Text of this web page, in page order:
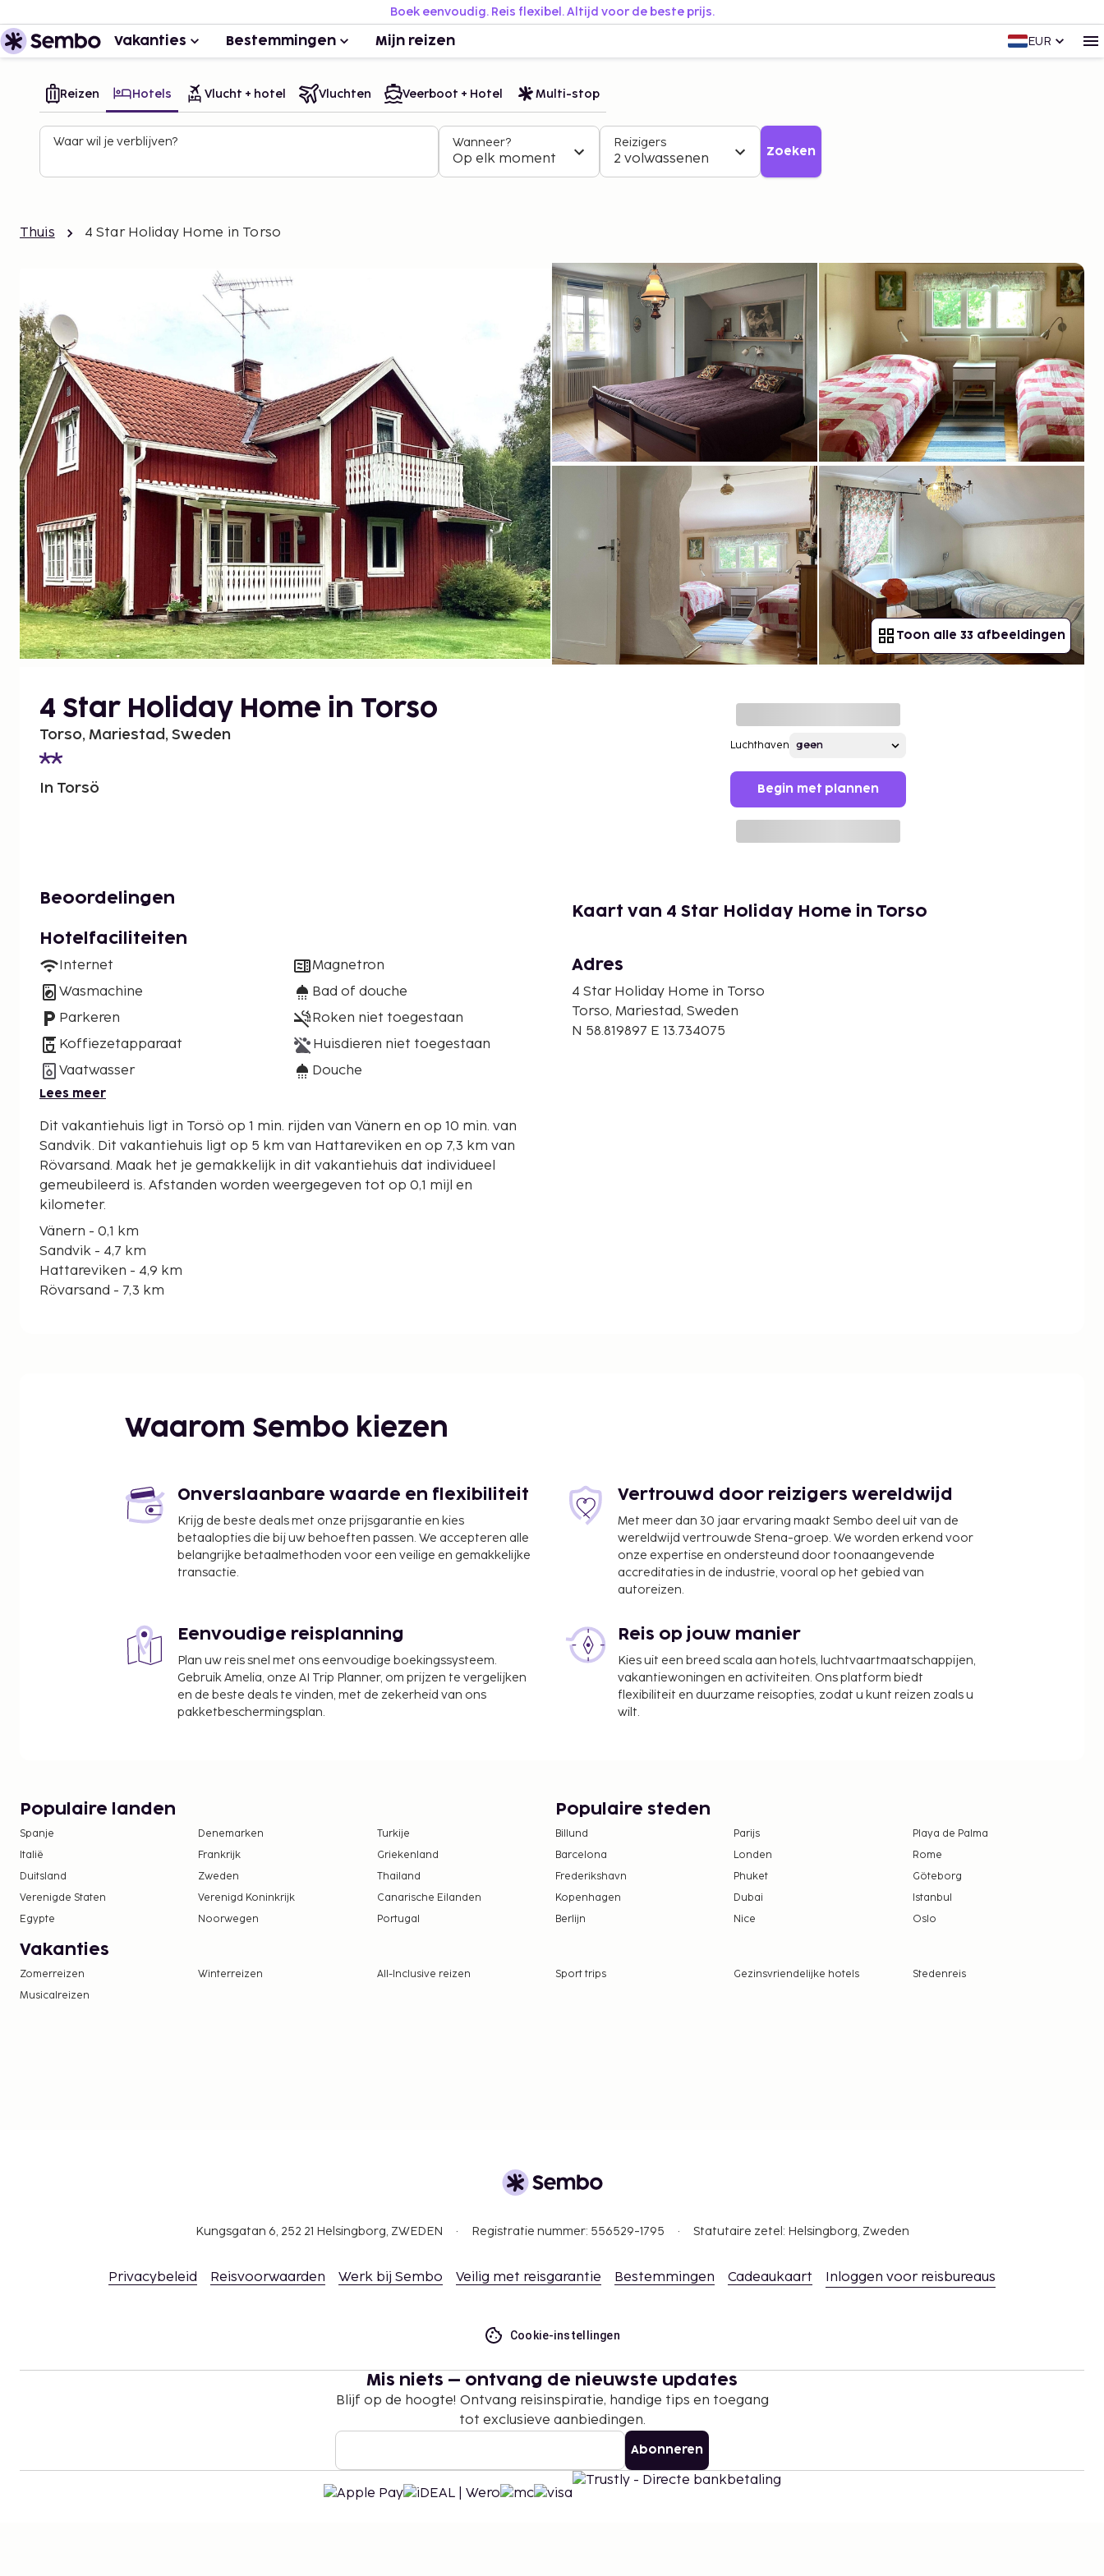
Boek eenvoudig. Reis flexibel. Altijd voor de beste prijs.
Vakanties Bestemmingen Mijn reizen EUR
Reizen Hotels Vlucht + hotel Vluchten Veerboot + Hotel Multi-stop
Waar wil je verblijven? Wanneer?
Op elk moment
Reizigers
2 volwassenen Zoeken
Thuis 4 Star Holiday Home in Torso
Toon alle 33 afbeeldingen
4 Star Holiday Home in Torso
Torso, Mariestad, Sweden
In Torsö
Luchthaven
Begin met plannen
Beoordelingen
Hotelfaciliteiten
Internet
Wasmachine
Parkeren
Koffiezetapparaat
Vaatwasser
Magnetron
Bad of douche
Roken niet toegestaan
Huisdieren niet toegestaan
Douche
Lees meer
Dit vakantiehuis ligt in Torsö op 1 min. rijden van Vänern en op 10 min. van
Sandvik. Dit vakantiehuis ligt op 5 km van Hattareviken en op 7,3 km van
Rövarsand. Maak het je gemakkelijk in dit vakantiehuis dat individueel
gemeubileerd is. Afstanden worden weergegeven tot op 0,1 mijl en
kilometer.
Vänern - 0,1 km
Sandvik - 4,7 km
Hattareviken - 4,9 km
Rövarsand - 7,3 km
Toreboda-golfclub - 41 km
Ålsjön - 44,6 km
Sänningen - 46,5 km
Ter plaatse heb je gratis parkeerplaatsen.
Kaart van 4 Star Holiday Home in Torso
Adres
4 Star Holiday Home in Torso
Torso, Mariestad, Sweden
N 58.819897 E 13.734075
Waarom Sembo kiezen
Onverslaanbare waarde en flexibiliteit
Krijg de beste deals met onze prijsgarantie en kies
betaalopties die bij uw behoeften passen. We accepteren alle
belangrijke betaalmethoden voor een veilige en gemakkelijke
transactie.
Vertrouwd door reizigers wereldwijd
Met meer dan 30 jaar ervaring maakt Sembo deel uit van de
wereldwijd vertrouwde Stena-groep. We worden erkend voor
onze expertise en ondersteund door toonaangevende
accreditaties in de industrie, vooral op het gebied van
autoreizen.
Eenvoudige reisplanning
Plan uw reis snel met ons eenvoudige boekingssysteem.
Gebruik Amelia, onze AI Trip Planner, om prijzen te vergelijken
en de beste deals te vinden, met de zekerheid van ons
pakketbeschermingsplan.
Reis op jouw manier
Kies uit een breed scala aan hotels, luchtvaartmaatschappijen,
vakantiewoningen en activiteiten. Ons platform biedt
flexibiliteit en duurzame reisopties, zodat u kunt reizen zoals u
wilt.
Populaire landen
Spanje Denemarken
Turkije
Italië
Frankrijk
Griekenland
Duitsland
Zweden
Thailand
Verenigde Staten
Verenigd Koninkrijk
Canarische Eilanden
Egypte
Noorwegen Portugal
Populaire steden
Billund Parijs
Playa de Palma
Barcelona
Londen
Rome
Frederikshavn
Phuket
Göteborg
Kopenhagen
Dubai
Istanbul
Berlijn
Nice Oslo
Vakanties
Zomerreizen Winterreizen All-Inclusive reizen Sport trips Gezinsvriendelijke hotels
Stedenreis
Musicalreizen
Kungsgatan 6, 252 21 Helsingborg, ZWEDEN Registratie nummer: 556529-1795 Statutaire zetel: Helsingborg, Zweden
Privacybeleid Reisvoorwaarden Werk bij Sembo Veilig met reisgarantie Bestemmingen Cadeaukaart Inloggen voor reisbureaus
Cookie-instellingen
Mis niets – ontvang de nieuwste updates
Blijf op de hoogte! Ontvang reisinspiratie, handige tips en toegang
tot exclusieve aanbiedingen.
Abonneren